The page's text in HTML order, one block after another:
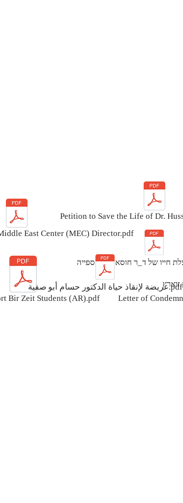
Letter of
East Center (MEC) Director.pdf
Bir Zeit Students (AR).pdf
Petition to Save the Life of Dr.
عريضة لإنقاذ حياة الدكتور حسام أبو صفية.pdf